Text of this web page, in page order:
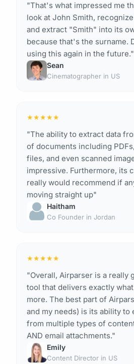
"That's what impressed me
look at John Smith,
and extract "Smith" into its
because that's the surname.
using this again in the future."
Sean
Cinematographer in US
★★★★★
"The ability to extract data
of documents including
files, and even scanned
impressive. Furthermore, its
really would recommend if
moving straight up"
Haitham
Co Founder in Jordan
★★★★★
"Overall, Airparser is a really
tool that delivers exactly
more. The best part of
and my needs) is its ability to
from multiple types of
AND email attachments."
Emily
Content Director in US